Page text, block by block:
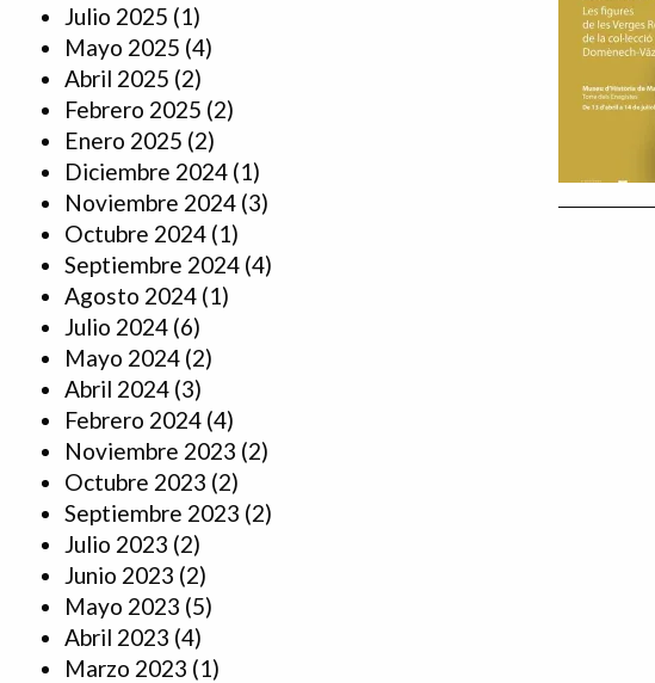
Julio 2025 (1)
Mayo 2025 (4)
Abril 2025 (2)
Febrero 2025 (2)
Enero 2025 (2)
Diciembre 2024 (1)
Noviembre 2024 (3)
Octubre 2024 (1)
Septiembre 2024 (4)
Agosto 2024 (1)
Julio 2024 (6)
Mayo 2024 (2)
Abril 2024 (3)
Febrero 2024 (4)
Noviembre 2023 (2)
Octubre 2023 (2)
Septiembre 2023 (2)
Julio 2023 (2)
Junio 2023 (2)
Mayo 2023 (5)
Abril 2023 (4)
Marzo 2023 (1)